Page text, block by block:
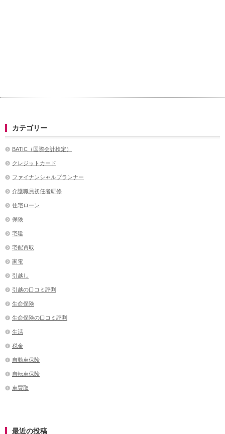
カテゴリー
BATIC（国際会計検定）
クレジットカード
ファイナンシャルプランナー
介護職員初任者研修
住宅ローン
保険
宅建
宅配買取
家電
引越し
引越の口コミ評判
生命保険
生命保険の口コミ評判
生活
税金
自動車保険
自転車保険
車買取
最近の投稿